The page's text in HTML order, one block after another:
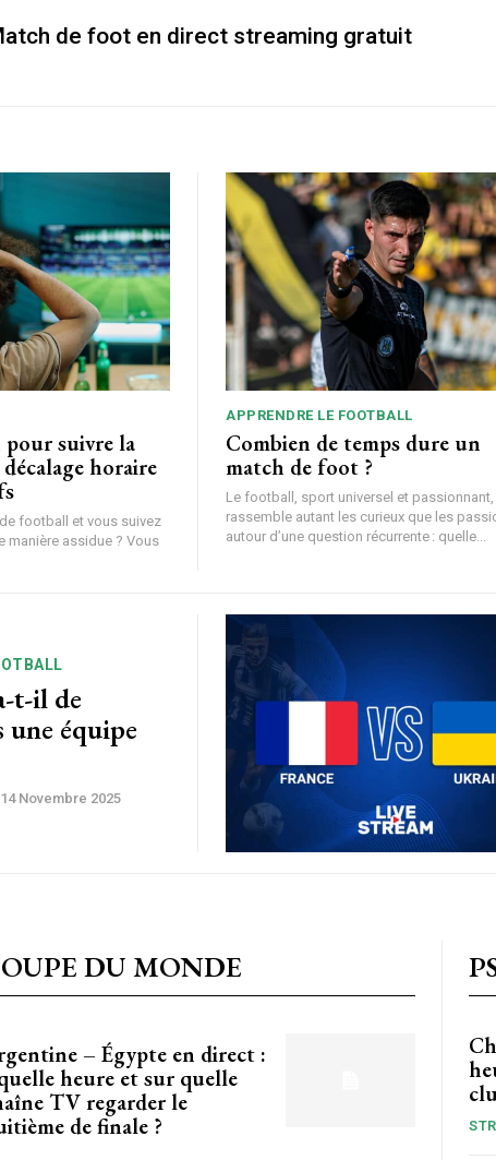
de foot en direct streaming gratuit
suivre la
horaire
football et vous suivez
manière assidue ? Vous
APPRENDRE LE FOOTBALL
Combien de temps dure un
match de foot ?
Le football, sport universel et passionnant,
rassemble autant les curieux que les
autour d’une question récurrente : quelle...
t-il de
une équipe
14 Novembre 2025
DU MONDE
– Égypte en direct :
heure et sur quelle
TV regarder le
de finale ?